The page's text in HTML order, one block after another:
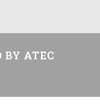
BY ATEC